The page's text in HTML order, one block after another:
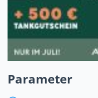
Parameter